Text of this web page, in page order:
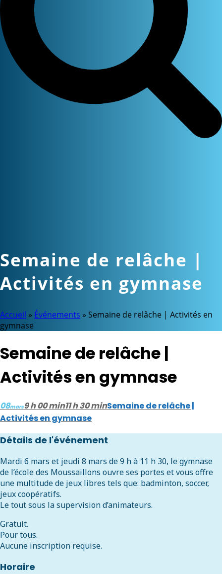
Semaine de relâche |
Activités en gymnase
Accueil » Événements » Semaine de relâche | Activités en
gymnase
Semaine de relâche |
Activités en gymnase
08mars9 h 00 min11 h 30 minSemaine de relâche |
Activités en gymnase
Détails de l'événement
Mardi 6 mars et jeudi 8 mars de 9 h à 11 h 30, le gymnase
de l’école des Moussaillons ouvre ses portes et vous offre
une multitude de jeux libres tels que: badminton, soccer,
jeux coopératifs.
Le tout sous la supervision d’animateurs.
Gratuit.
Pour tous.
Aucune inscription requise.
Horaire